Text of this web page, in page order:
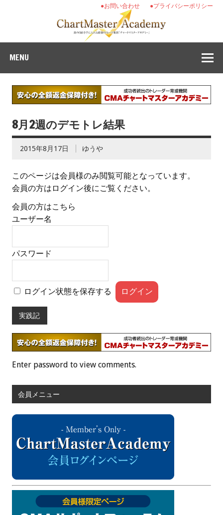
●プライバシーポリシー
●お問い合わせ
MENU
8月2週のデモトレ結果
2015年8月17日 ゆうや
このページは会員様のみ閲覧可能となっています。
会員の方はログイン後にご覧ください。
会員の方はこちら
ユーザー名
パスワード
ログイン状態を保存する
実践記
Enter password to view comments.
会員メニュー